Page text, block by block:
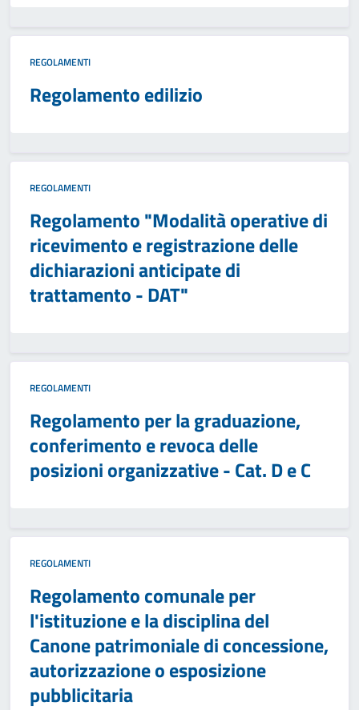
REGOLAMENTI
Regolamento edilizio
REGOLAMENTI
Regolamento "Modalità operative di
ricevimento e registrazione delle
dichiarazioni anticipate di
trattamento - DAT"
REGOLAMENTI
Regolamento per la graduazione,
conferimento e revoca delle
posizioni organizzative - Cat. D e C
REGOLAMENTI
Regolamento comunale per
l'istituzione e la disciplina del
Canone patrimoniale di concessione,
autorizzazione o esposizione
pubblicitaria